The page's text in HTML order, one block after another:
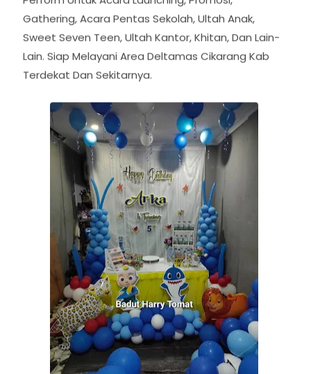
Perform Untuk Acara Launching, Promosi,
Gathering, Acara Pentas Sekolah, Ultah Anak,
Sweet Seven Teen, Ultah Kantor, Khitan, Dan Lain-
Lain. Siap Melayani Area Deltamas Cikarang Kab
Terdekat Dan Sekitarnya.